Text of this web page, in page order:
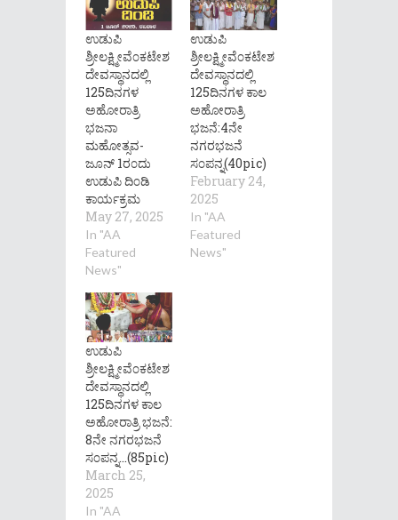
ಉಡುಪಿ
ಶ್ರೀಲಕ್ಷ್ಮೀವೆ೦ಕಟೇಶ
ದೇವಸ್ಥಾನದಲ್ಲಿ
125ದಿನಗಳ
ಅಹೋರಾತ್ರಿ
ಭಜನಾ
ಮಹೋತ್ಸವ-
ಜೂನ್ 1ರ೦ದು
ಉಡುಪಿ ದಿ೦ಡಿ
ಕಾರ್ಯಕ್ರಮ
May 27, 2025
In "AA
Featured
News"
ಉಡುಪಿ
ಶ್ರೀಲಕ್ಷ್ಮೀವೆ೦ಕಟೇಶ
ದೇವಸ್ಥಾನದಲ್ಲಿ
125ದಿನಗಳ ಕಾಲ
ಅಹೋರಾತ್ರಿ
ಭಜನೆ:4ನೇ
ನಗರಭಜನೆ
ಸ೦ಪನ್ನ(40pic)
February 24,
2025
In "AA
Featured
News"
ಉಡುಪಿ
ಶ್ರೀಲಕ್ಷ್ಮೀವೆ೦ಕಟೇಶ
ದೇವಸ್ಥಾನದಲ್ಲಿ
125ದಿನಗಳ ಕಾಲ
ಅಹೋರಾತ್ರಿ ಭಜನೆ:
8ನೇ ನಗರಭಜನೆ
ಸ೦ಪನ್ನ…(85pic)
March 25,
2025
In "AA